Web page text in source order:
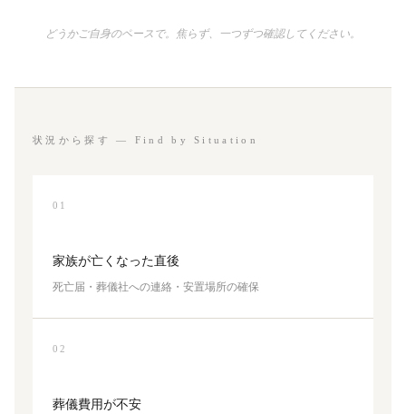
どうかご自身のペースで。焦らず、一つずつ確認してください。
状況から探す — Find by Situation
01
家族が亡くなった直後
死亡届・葬儀社への連絡・安置場所の確保
02
葬儀費用が不安